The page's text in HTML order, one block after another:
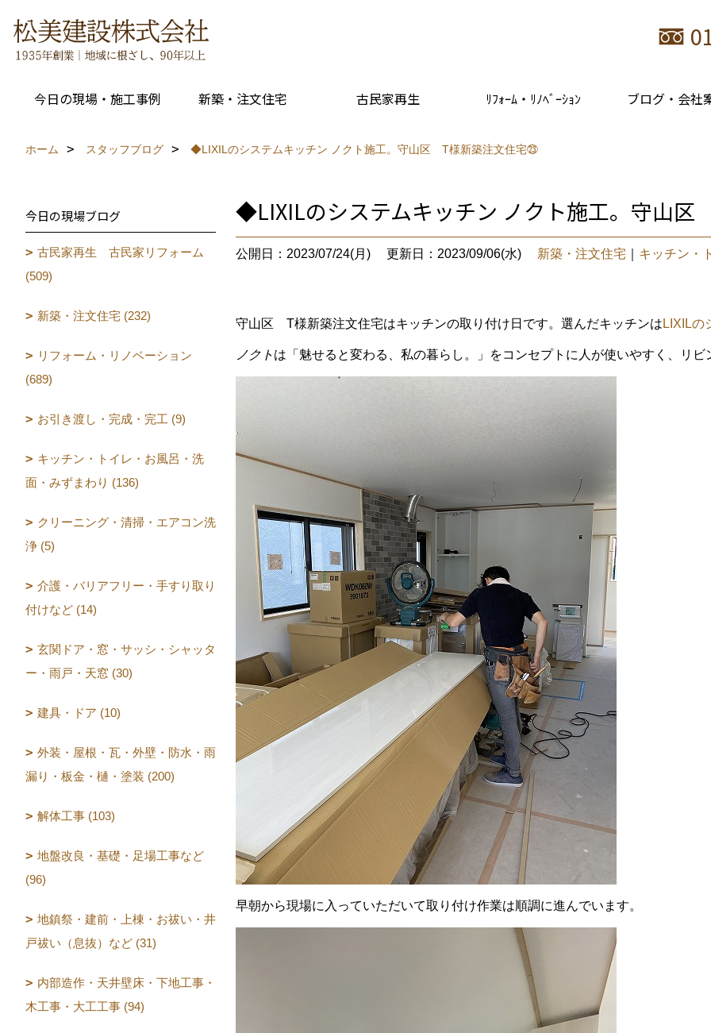
今日の現場・施工事例 新築・注文住宅 古民家再生 ﾘﾌｫｰﾑ・ﾘﾉﾍﾞｰｼｮﾝ ブログ・会社
ホーム スタッフブログ ◆LIXILのシステムキッチン ノクト施工。守山区 T様新築注文住宅㉓
◆LIXILのシステムキッチン ノクト施工。守山
公開日：2023/07/24(月) 更新日：2023/09/06(水) 新築・注文住宅 キッチン・
守山区 T様新築注文住宅はキッチンの取り付け日です。選んだキッチンは LIXILの
ノクト は「魅せると変わる、私の暮らし。」をコンセプトに人が使いやすく、リビ
早朝から現場に入っていただいて取り付け作業は順調に進んでいます。
今日の現場ブログ
古民家再生 古民家リフォーム
(509)
新築・注文住宅 (232)
リフォーム・リノベーション
(689)
お引き渡し・完成・完工 (9)
キッチン・トイレ・お風呂・洗
面・みずまわり (136)
クリーニング・清掃・エアコン洗
浄 (5)
介護・バリアフリー・手すり取り
付けなど (14)
玄関ドア・窓・サッシ・シャッタ
ー・雨戸・天窓 (30)
建具・ドア (10)
外装・屋根・瓦・外壁・防水・雨
漏り・板金・樋・塗装 (200)
解体工事 (103)
地盤改良・基礎・足場工事など
(96)
地鎮祭・建前・上棟・お祓い・井
戸祓い（息抜）など (31)
内部造作・天井壁床・下地工事・
木工事・大工工事 (94)